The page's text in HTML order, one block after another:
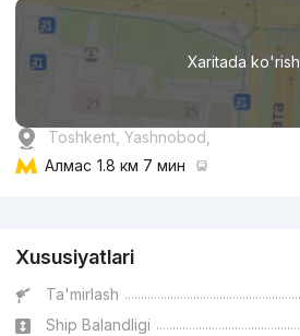
Xaritada ko'rish
Toshkent, Yashnobod,
Алмас 1.8 км 7 мин
Xususiyatlari
Ta'mirlash
Ship Balandligi